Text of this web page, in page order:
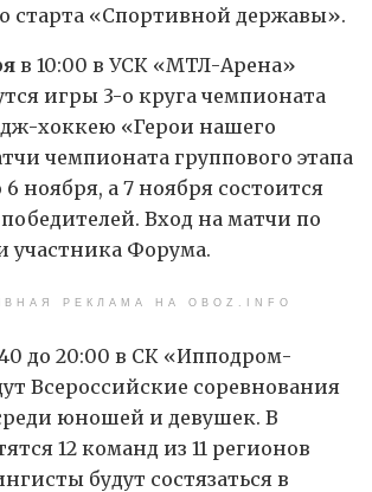
старта «Спортивной державы».
в 10:00 в УСК «МТЛ-Арена»
игры 3-о круга чемпионата
хоккею «Герои нашего
чемпионата группового этапа
ноября, а 7 ноября состоится
Вход на матчи по
участника Форума.
РЕКЛАМА НА OBOZ.INFO
до 20:00 в СК «Ипподром-
Всероссийские соревнования
юношей и девушек. В
12 команд из 11 регионов
будут состязаться в